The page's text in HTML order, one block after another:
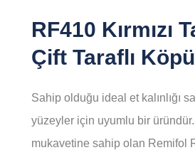
RF410 Kırmızı
Çift Taraflı
Sahip olduğu ideal et kalınlığı
yüzeyler için uyumlu bir
mukavetine sahip olan Remifol